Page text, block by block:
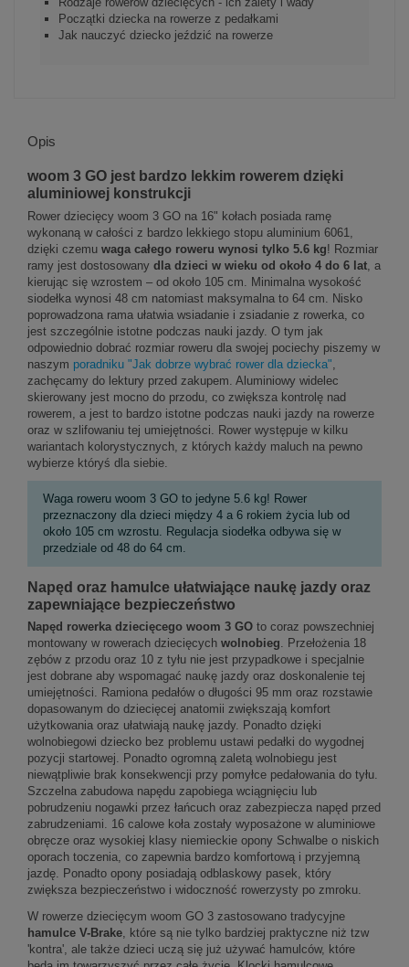
Początki dziecka na rowerze z pedałkami
Jak nauczyć dziecko jeździć na rowerze
Opis
woom 3 GO jest bardzo lekkim rowerem dzięki
aluminiowej konstrukcji
Rower dziecięcy woom 3 GO na 16" kołach posiada ramę
wykonaną w całości z bardzo lekkiego stopu aluminium 6061,
dzięki czemu waga całego roweru wynosi tylko 5.6 kg! Rozmiar
ramy jest dostosowany dla dzieci w wieku od około 4 do 6 lat , a
kierując się wzrostem – od około 105 cm. Minimalna wysokość
siodełka wynosi 48 cm natomiast maksymalna to 64 cm. Nisko
poprowadzona rama ułatwia wsiadanie i zsiadanie z rowerka, co
jest szczególnie istotne podczas nauki jazdy. O tym jak
odpowiednio dobrać rozmiar roweru dla swojej pociechy piszemy w
naszym poradniku "Jak dobrze wybrać rower dla dziecka"
zachęcamy do lektury przed zakupem. Aluminiowy widelec
skierowany jest mocno do przodu, co zwiększa kontrolę nad
rowerem, a jest to bardzo istotne podczas nauki jazdy na rowerze
oraz w szlifowaniu tej umiejętności. Rower występuje w kilku
wariantach kolorystycznych, z których każdy maluch na pewno
wybierze któryś dla siebie.
Waga roweru woom 3 GO to jedyne 5.6 kg! Rower
przeznaczony dla dzieci między 4 a 6 rokiem życia lub od
około 105 cm wzrostu. Regulacja siodełka odbywa się w
przedziale od 48 do 64 cm.
Napęd oraz hamulce ułatwiające naukę jazdy oraz
zapewniające bezpieczeństwo
Napęd rowerka dziecięcego woom 3 GO to coraz powszechniej
montowany w rowerach dziecięcych wolnobieg. Przełożenia 18
zębów z przodu oraz 10 z tyłu nie jest przypadkowe i specjalnie
jest dobrane aby wspomagać naukę jazdy oraz doskonalenie tej
umiejętności. Ramiona pedałów o długości 95 mm oraz rozstawie
dopasowanym do dziecięcej anatomii zwiększają komfort
użytkowania oraz ułatwiają naukę jazdy. Ponadto dzięki
wolnobiegowi dziecko bez problemu ustawi pedałki do wygodnej
pozycji startowej. Ponadto ogromną zaletą wolnobiegu jest
niewątpliwie brak konsekwencji przy pomyłce pedałowania do tyłu.
Szczelna zabudowa napędu zapobiega wciągnięciu lub
pobrudzeniu nogawki przez łańcuch oraz zabezpiecza napęd przed
zabrudzeniami. 16 calowe koła zostały wyposażone w aluminiowe
obręcze oraz wysokiej klasy niemieckie opony Schwalbe o niskich
oporach toczenia, co zapewnia bardzo komfortową i przyjemną
jazdę. Ponadto opony posiadają odblaskowy pasek, który
zwiększa bezpieczeństwo i widoczność rowerzysty po zmroku.
W rowerze dziecięcym woom GO 3 zastosowano tradycyjne
hamulce V-Brake , które są nie tylko bardziej praktyczne niż tzw
'kontra', ale także dzieci uczą się już używać hamulców, które